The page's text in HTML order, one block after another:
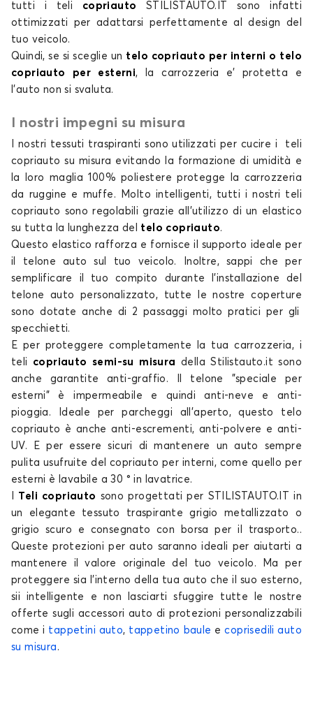
Telo copriauto per XPENG X9
tutti i teli copriauto STILISTAUTO.ITsono infatti
ottimizzati per adattarsi perfettamente al design del
tuo veicolo.
Quindi, se si sceglie un telo copriauto per interni o telo
copriauto per esterni, la carrozzeria e’ protetta e
l’auto non si svaluta.
I nostri impegni su misura
I nostri tessuti traspiranti sono utilizzati per cucire i teli
copriauto su misura evitando la formazione di umidità e
la loro maglia 100% poliestere protegge la carrozzeria
da ruggine e muffe. Molto intelligenti, tutti i nostri teli
copriauto sono regolabili grazie all'utilizzo di un elastico
su tutta la lunghezza del telo copriauto.
Questo elastico rafforza e fornisce il supporto ideale per
il telone auto
sul tuo veicolo. Inoltre, sappi che per
semplificare il tuo compito durante l'installazione del
telone auto personalizzato, tutte le nostrecoperture
sono dotate anche di 2 passaggi molto pratici per gli
specchietti.
E per proteggere completamente la tua carrozzeria, i
teli copriauto semi-su misura della Stilistauto.it sono
anche garantite anti-graffio. Il telone
"speciale per
esterni" è impermeabile e quindi anti-neve e anti-
pioggia. Ideale per parcheggi all'aperto, questo telo
copriauto è anche anti-escrementi, anti-polvere e anti-
UV. E per essere sicuri di mantenere un auto sempre
pulita usufruite del copriauto per interni, come quello per
esterni è lavabile a 30 ° in lavatrice.
Teli copriauto sono progettati per STILISTAUTO.IT in
un elegante tessuto traspirante grigio metallizzato o
grigio scuro e consegnato con borsa per il trasporto..
Queste protezioni per auto saranno ideali per aiutarti a
mantenere il valore originale del tuo veicolo . Ma per
proteggere sia l'interno della tua auto che il suo esterno,
sii intelligente e non lasciarti sfuggire tutte le nostre
offerte sugli accessori auto di protezioni personalizzabili
come i tappetini auto, tappetino baule ecoprisedili auto
su misura .